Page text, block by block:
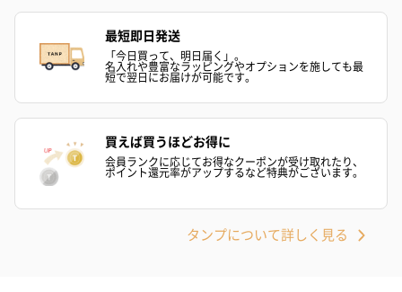
いぶりがっことチーズ
のオイル漬（981円）
ごろっとうまみ チーズ
のオイル漬（塩麹&レモ
ン）（981円）
しょっつるナ
最短即日発送
「今日買って、明日届く」。
名入れや豊富なラッピングやオプションを施しても最
短で翌日にお届けが可能です。
買えば買うほどお得に
会員ランクに応じてお得なクーポンが受け取れたり、
ポイント還元率がアップするなど特典がございます。
タンプについて詳しく見る